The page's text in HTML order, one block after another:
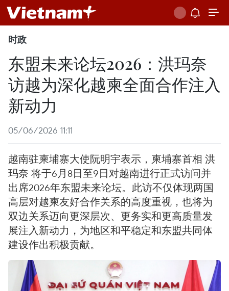
时政
东盟未来论坛2026：洪玛奈
访越为深化越柬全面合作注入
新动力
05/06/2026 11:11
越南驻柬埔寨大使阮明宇表示，柬埔寨首相 洪
玛奈 将于6月8日至9日对越南进行正式访问并
出席2026年东盟未来论坛。此访不仅体现两国
高层对越柬友好合作关系的高度重视，也将为
双边关系迈向更深层次、更务实和更高质量发
展注入新动力，为地区和平稳定和东盟共同体
建设作出积极贡献。